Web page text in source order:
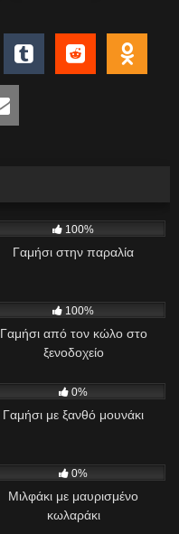
100%
Γαμήσι στην παραλία
100%
Γαμήσι από τον κώλο στο
ξενοδοχείο
0%
Γαμήσι με ξανθό μουνάκι
0%
Μιλφάκι με μαυρισμένο
κωλαράκι